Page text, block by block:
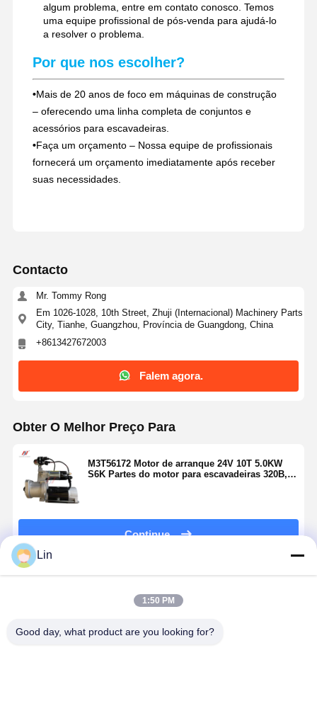
algum problema, entre em contato conosco. Temos
uma equipe profissional de pós-venda para ajudá-lo
a resolver o problema.
Por que nos escolher?
•Mais de 20 anos de foco em máquinas de construção
– oferecendo uma linha completa de conjuntos e
acessórios para escavadeiras.
•Faça um orçamento – Nossa equipe de profissionais
fornecerá um orçamento imediatamente após receber
suas necessidades.
Contacto
Mr. Tommy Rong
Em 1026-1028, 10th Street, Zhuji (Internacional) Machinery Parts
City, Tianhe, Guangzhou, Província de Guangdong, China
+8613427672003
Falem agora.
Obter O Melhor Preço Para
M3T56172 Motor de arranque 24V 10T 5.0KW
S6K Partes do motor para escavadeiras 320B,
Continue
Lin
1:50 PM
Good day, what product are you looking for?